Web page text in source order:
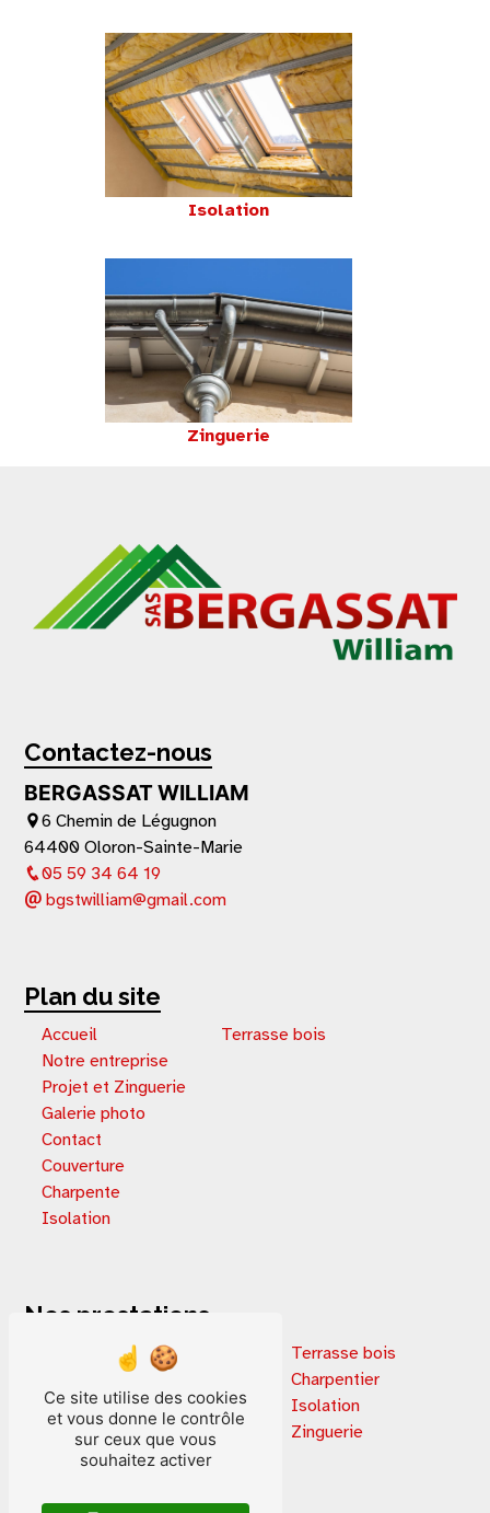
Isolation
Zinguerie
Contactez-nous
BERGASSAT WILLIAM
6 Chemin de Légugnon
64400 Oloron-Sainte-Marie
05 59 34 64 19
bgstwilliam@gmail.com
Plan du site
Accueil
Notre entreprise
Projet et Zinguerie
Galerie photo
Contact
Couverture
Charpente
Isolation
Terrasse bois
Nos prestations
Extension de maison
Rénovation immobilière
Terrasse en bois
Extension terrasse
Isolation par extérieur
Terrasse bois
Charpentier
Isolation
Zinguerie
Ce site utilise des cookies
et vous donne le contrôle
sur ceux que vous
souhaitez activer